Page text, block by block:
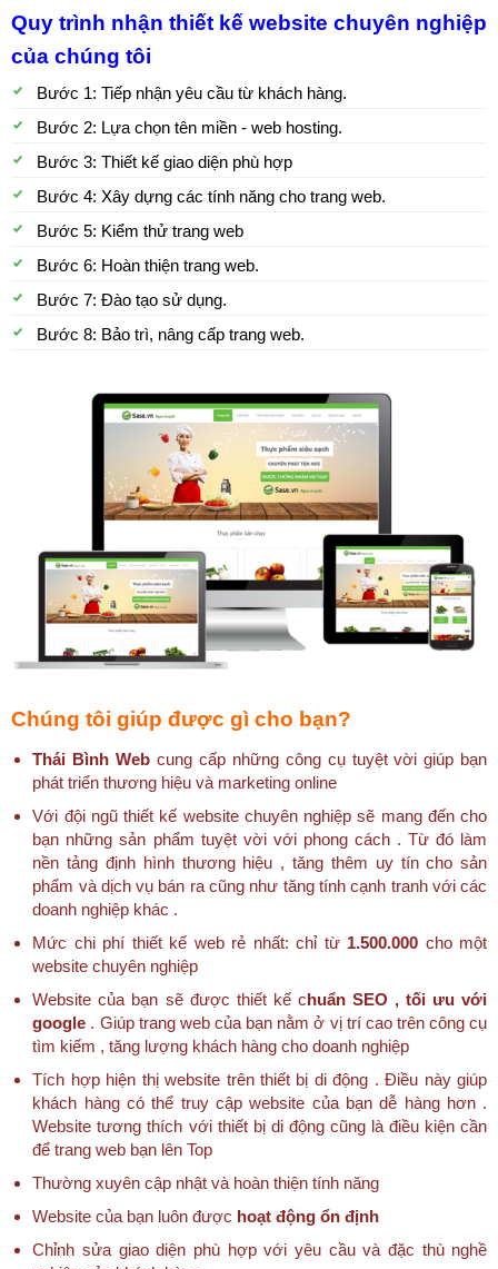
Quy trình nhận thiết kế website chuyên nghiệp
của chúng tôi
Bước 1: Tiếp nhận yêu cầu từ khách hàng.
Bước 2: Lựa chọn tên miền - web hosting.
Bước 3: Thiết kế giao diện phù hợp
Bước 4: Xây dựng các tính năng cho trang web.
Bước 5: Kiểm thử trang web
Bước 6: Hoàn thiện trang web.
Bước 7: Đào tạo sử dụng.
Bước 8: Bảo trì, nâng cấp trang web.
Chúng tôi giúp được gì cho bạn?
Thái Bình Web cung cấp những công cụ tuyệt vời giúp bạn
phát triển thương hiệu và marketing online
Với đội ngũ thiết kế website chuyên nghiệp sẽ mang đến cho
bạn những sản phẩm tuyệt vời với phong cách . Từ đó làm
nền tảng định hình thương hiệu , tăng thêm uy tín cho sản
phẩm và dịch vụ bán ra cũng như tăng tính cạnh tranh với các
doanh nghiệp khác .
Mức chi phí thiết kế web rẻ nhất: chỉ từ 1.500.000 cho một
website chuyên nghiệp
Website của bạn sẽ được thiết kế chuẩn SEO , tối ưu với
google . Giúp trang web của bạn nằm ở vị trí cao trên công cụ
tìm kiếm , tăng lượng khách hàng cho doanh nghiệp
Tích hợp hiện thị website trên thiết bị di động . Điều này giúp
khách hàng có thể truy cập website của bạn dễ hàng hơn .
Website tương thích với thiết bị di động cũng là điều kiện cần
để trang web bạn lên Top
Thường xuyên cập nhật và hoàn thiện tính năng
Website của bạn luôn được hoạt động ổn định
Chỉnh sửa giao diện phù hợp với yêu cầu và đặc thù nghề